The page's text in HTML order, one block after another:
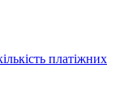
платіжних